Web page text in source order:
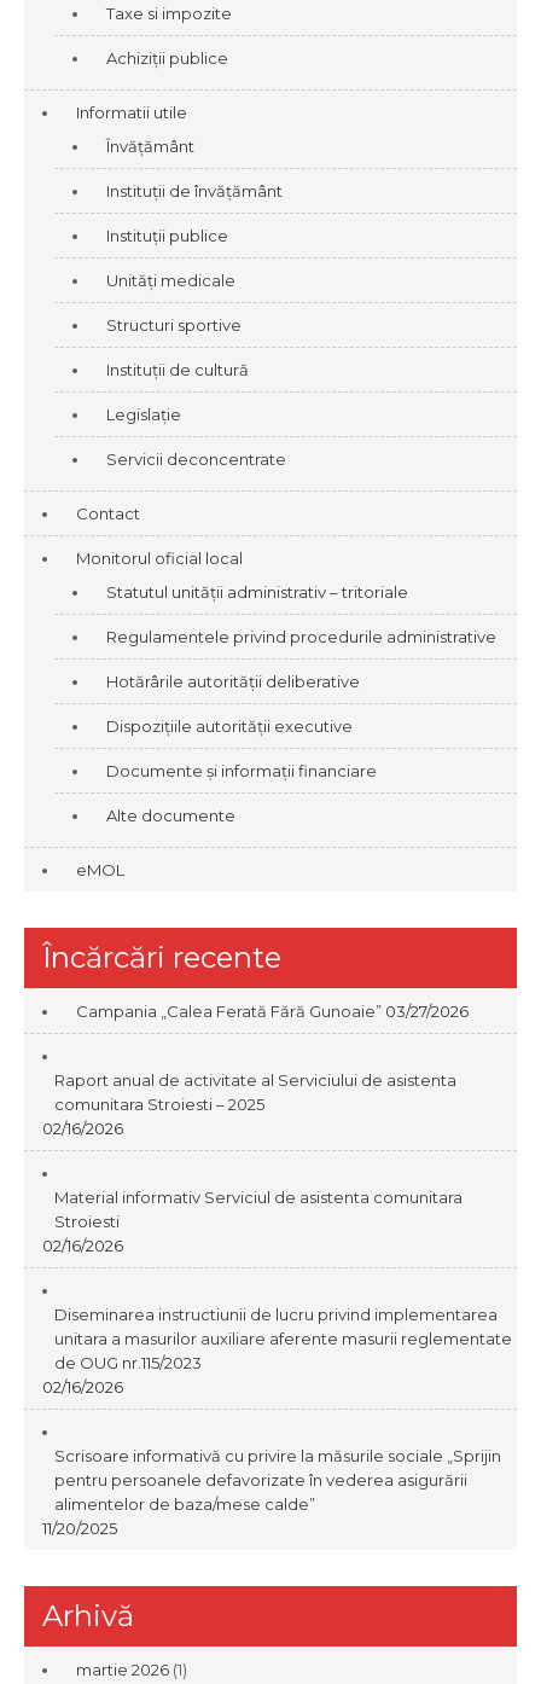
Taxe si impozite
Achiziții publice
Informatii utile
Învățământ
Instituții de învățământ
Instituții publice
Unități medicale
Structuri sportive
Instituții de cultură
Legislație
Servicii deconcentrate
Contact
Monitorul oficial local
Statutul unității administrativ – tritoriale
Regulamentele privind procedurile administrative
Hotărârile autorității deliberative
Dispozițiile autorității executive
Documente și informații financiare
Alte documente
eMOL
Încărcări recente
Campania „Calea Ferată Fără Gunoaie” 03/27/2026
Raport anual de activitate al Serviciului de asistenta
comunitara Stroiesti – 2025
02/16/2026
Material informativ Serviciul de asistenta comunitara
Stroiesti
02/16/2026
Diseminarea instructiunii de lucru privind implementarea
unitara a masurilor auxiliare aferente masurii reglementate
de OUG nr.115/2023
02/16/2026
Scrisoare informativă cu privire la măsurile sociale „Sprijin
pentru persoanele defavorizate în vederea asigurării
alimentelor de baza/mese calde”
11/20/2025
Arhivă
martie 2026 (1)